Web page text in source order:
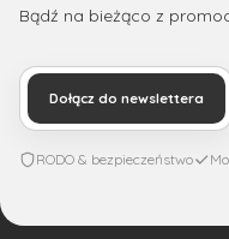
Bądź na bieżąco z
Dołącz do newslettera
RODO & bezpieczeństwo